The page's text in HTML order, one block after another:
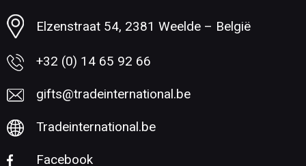
Elzenstraat 54, 2381 Weelde – België
+32 (0) 14 65 92 66
gifts@tradeinternational.be
Tradeinternational.be
Facebook